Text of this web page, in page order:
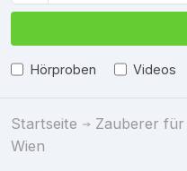
Hörproben Videos
Startseite Zauberer
Wien